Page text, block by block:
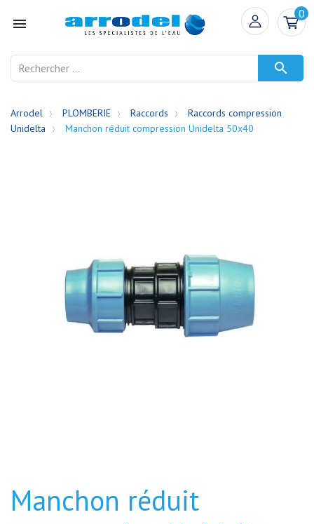

0

Arrodel PLOMBERIE Raccords
Raccords compression
Unidelta
Manchon réduit compression Unidelta 50x40
Manchon réduit